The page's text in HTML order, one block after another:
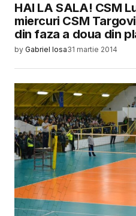
HAI LA SALA! CSM
miercuri CSM
din faza a doua din
by Gabriel Iosa31 martie 2014